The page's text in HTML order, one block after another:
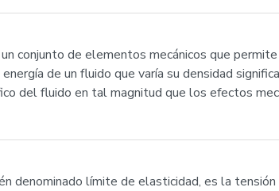
conjunto de elementos mecánicos que
de un fluido que varía su densidad
del fluido en tal magnitud que los efectos
denominado límite de elasticidad, es la